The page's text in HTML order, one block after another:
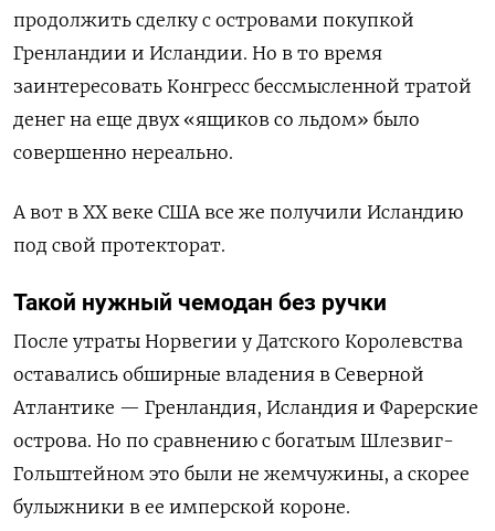
продолжить сделку с островами покупкой
Гренландии и Исландии. Но в то время
заинтересовать Конгресс бессмысленной тратой
денег на еще двух «ящиков со льдом» было
совершенно нереально.
А вот в ХХ веке США все же получили Исландию
под свой протекторат.
Такой нужный чемодан без ручки
После утраты Норвегии у Датского Королевства
оставались обширные владения в Северной
Атлантике — Гренландия, Исландия и Фарерские
острова. Но по сравнению с богатым Шлезвиг-
Гольштейном это были не жемчужины, а скорее
булыжники в ее имперской короне.